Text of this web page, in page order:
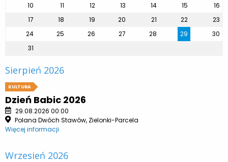
10
11 12 13 14 15
16
17
18 19 20 21 22
23
24
25 26 27 28 29
30
31
Sierpień 2026
KULTURA
Dzień Babic 2026
29.08.2026 00:00
Polana Dwóch Stawów, Zielonki-Parcela
Więcej informacji
Wrzesień 2026